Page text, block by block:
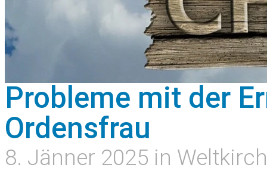
Probleme mit der
Ordensfrau
8. Jänner 2025 in